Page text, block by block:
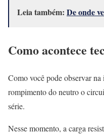
Leia também: De onde
Como acontece
Como você pode observar
rompimento do neutro o
série.
Nesse momento, a carga